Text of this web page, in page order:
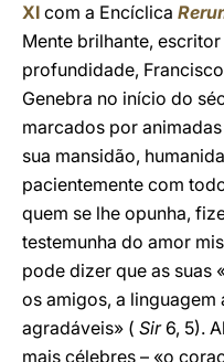
XI com a Encíclica
Mente brilhante,
profundidade,
Genebra no início do
marcados por
sua mansidão,
pacientemente com
quem se lhe opunha,
testemunha do amor
pode dizer que as suas
os amigos, a
agradáveis» ( Sir6, 5).
mais célebres – «o